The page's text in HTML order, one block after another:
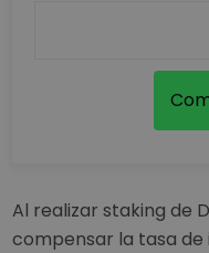
Al realizar staking de
compensar la tasa